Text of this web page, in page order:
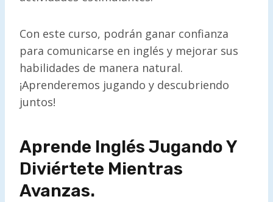
Con este curso, podrán ganar confianza
para comunicarse en inglés y mejorar sus
habilidades de manera natural.
¡Aprenderemos jugando y descubriendo
juntos!
Aprende Inglés Jugando Y
Diviértete Mientras
Avanzas.